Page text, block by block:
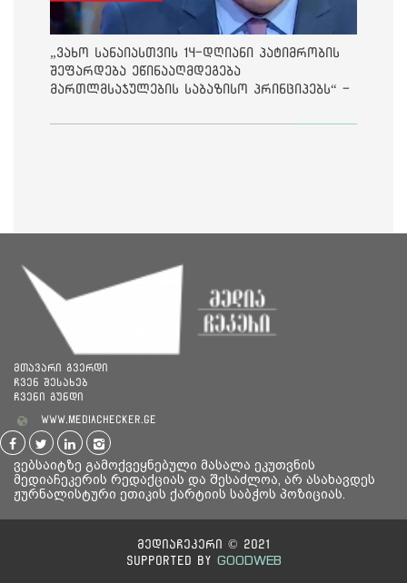
„ვახო სანაიასთვის 14-დღიანი პატიმრობის
შეფარდება ეწინააღმდეგება
მართლმსაჯულების საბაზისო პრინციპებს“ -
მთავარი გვერდი
ჩვენ შესახებ
ჩვენი გუნდი
www.mediachecker.ge
ვებსაიტზე გამოქვეყნებული მასალა ეკუთვნის
მედიაჩეკერის რედაქციას და შესაძლოა, არ ასახავდეს
ჟურნალისტური ეთიკის ქარტიის საბჭოს პოზიციას.
მედიაჩეკერი © 2021
Supported By GOODWEB